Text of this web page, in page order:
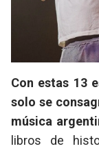
Con estas 13
solo se
música
libros de